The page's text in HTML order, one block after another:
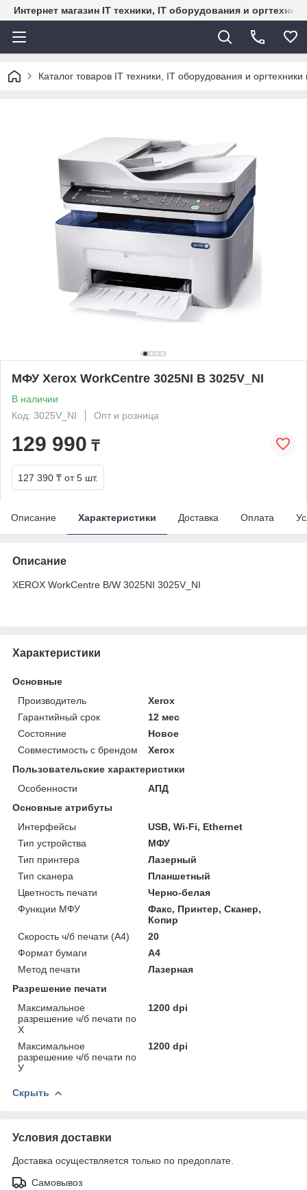
Интернет магазин IT техники, IT оборудования и
Каталог товаров IT техники, IT оборудования и
МФУ Xerox WorkCentre 3025NI B 3025V_NI
В наличии
Код: 3025V_NI
Опт и розница
129 990 ₸
127 390 ₸ от 5 шт.
Описание Характеристики Доставка Оплата
Описание
XEROX WorkCentre B/W 3025NI 3025V_NI
Характеристики
Основные
Производитель
Xerox
Гарантийный срок
12 мес
Состояние
Новое
Совместимость с брендом
Xerox
Пользовательские характеристики
Особенности
АПД
Основные атрибуты
Интерфейсы
USB, Wi-Fi, Ethernet
Тип устройства
МФУ
Тип принтера
Лазерный
Тип сканера
Планшетный
Цветность печати
Черно-белая
Функции МФУ
Факс, Принтер, Сканер,
Копир
Скорость ч/б печати (A4)
20
Формат бумаги
А4
Метод печати
Лазерная
Разрешение печати
Максимальное
разрешение ч/б печати по
Х
1200 dpi
Максимальное
разрешение ч/б печати по
У
1200 dpi
Скрыть
Условия доставки
Доставка осуществляется только по предоплате.
Самовывоз